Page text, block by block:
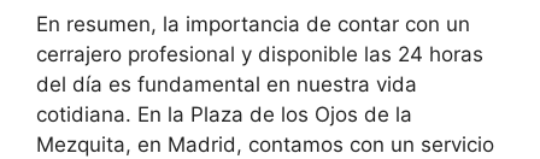
En resumen, la importancia de contar con un
cerrajero profesional y disponible las 24 horas
del día es fundamental en nuestra vida
cotidiana. En la Plaza de los Ojos de la
Mezquita, en Madrid, contamos con un servicio